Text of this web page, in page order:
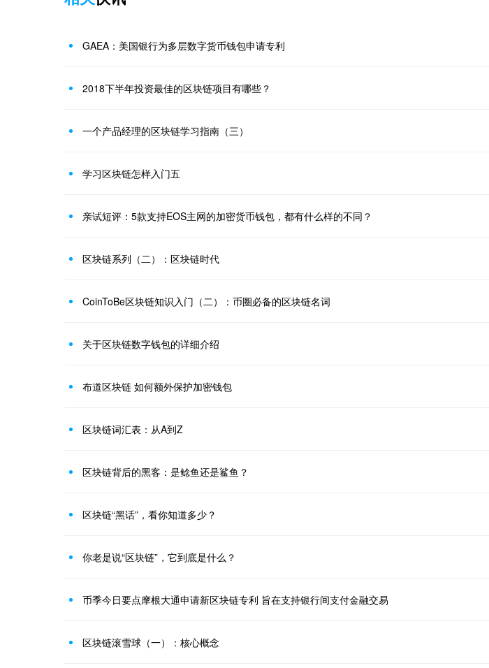
GAEA：美国银行为多层数字货币钱包申请专利
2018下半年投资最佳的区块链项目有哪些？
一个产品经理的区块链学习指南（三）
学习区块链怎样入门五
亲试短评：5款支持EOS主网的加密货币钱包，都有什么样的不同？
区块链系列（二）：区块链时代
CoinToBe区块链知识入门（二）：币圈必备的区块链名词
关于区块链数字钱包的详细介绍
布道区块链 如何额外保护加密钱包
区块链词汇表：从A到Z
区块链背后的黑客：是鲶鱼还是鲨鱼？
区块链“黑话”，看你知道多少？
你老是说“区块链”，它到底是什么？
币季今日要点摩根大通申请新区块链专利 旨在支持银行间支付金融交易
区块链滚雪球（一）：核心概念